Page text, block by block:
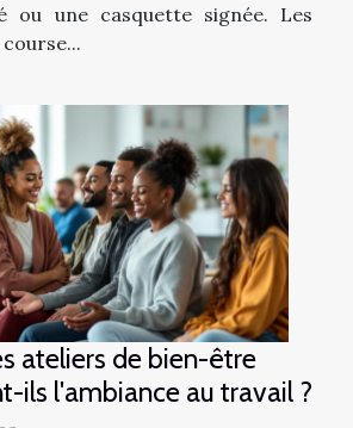
ou une casquette signée. Les
ateliers de bien-être
ils l'ambiance au travail ?